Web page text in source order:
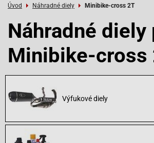
Úvod Náhradné diely Minibike-cross 2T
Náhradné diely
Minibike-cross
Výfukové diely